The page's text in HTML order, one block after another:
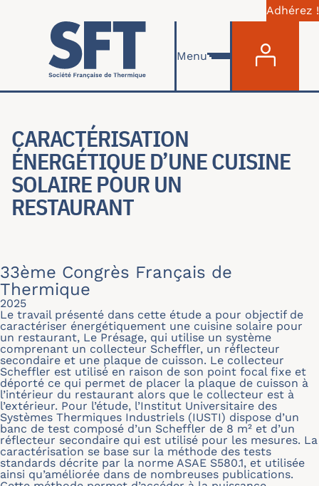
Aller au contenu principal
Adhérez !
Menu
CARACTÉRISATION
ÉNERGÉTIQUE D’UNE CUISINE
SOLAIRE POUR UN
RESTAURANT
33ème Congrès Français de
Thermique
2025
Le travail présenté dans cette étude a pour objectif de
caractériser énergétiquement une cuisine solaire pour
un restaurant, Le Présage, qui utilise un système
comprenant un collecteur Scheffler, un réflecteur
secondaire et une plaque de cuisson. Le collecteur
Scheffler est utilisé en raison de son point focal fixe et
déporté ce qui permet de placer la plaque de cuisson à
l’intérieur du restaurant alors que le collecteur est à
l’extérieur. Pour l’étude, l’Institut Universitaire des
Systèmes Thermiques Industriels (IUSTI) dispose d’un
banc de test composé d’un Scheffler de 8 m² et d’un
réflecteur secondaire qui est utilisé pour les mesures. La
caractérisation se base sur la méthode des tests
standards décrite par la norme ASAE S580.1, et utilisée
ainsi qu’améliorée dans de nombreuses publications.